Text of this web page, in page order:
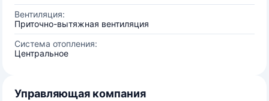
Вентиляция:
Приточно-вытяжная вентиляция
Система отопления:
Центральное
Управляющая компания